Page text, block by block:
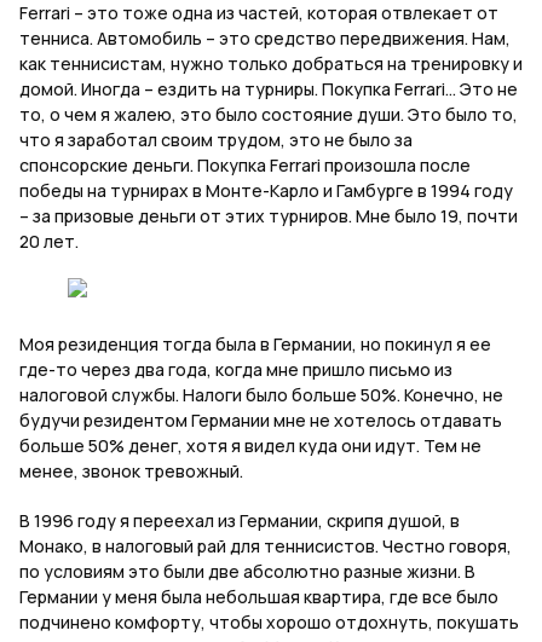
Ferrari – это тоже одна из частей, которая отвлекает от
тенниса. Автомобиль – это средство передвижения. Нам,
как теннисистам, нужно только добраться на тренировку и
домой. Иногда – ездить на турниры. Покупка Ferrari… Это не
то, о чем я жалею, это было состояние души. Это было то,
что я заработал своим трудом, это не было за
спонсорские деньги. Покупка Ferrari произошла после
победы на турнирах в Монте-Карло и Гамбурге в 1994 году
– за призовые деньги от этих турниров. Мне было 19, почти
20 лет.
Моя резиденция тогда была в Германии, но покинул я ее
где-то через два года, когда мне пришло письмо из
налоговой службы. Налоги было больше 50%. Конечно, не
будучи резидентом Германии мне не хотелось отдавать
больше 50% денег, хотя я видел куда они идут. Тем не
менее, звонок тревожный.
В 1996 году я переехал из Германии, скрипя душой, в
Монако, в налоговый рай для теннисистов. Честно говоря,
по условиям это были две абсолютно разные жизни. В
Германии у меня была небольшая квартира, где все было
подчинено комфорту, чтобы хорошо отдохнуть, покушать